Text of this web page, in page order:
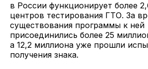
в России функционирует более
центров тестирования ГТО. За
существования программы к ней
присоединились более 25
а 12,2 миллиона уже прошли
получения знака.